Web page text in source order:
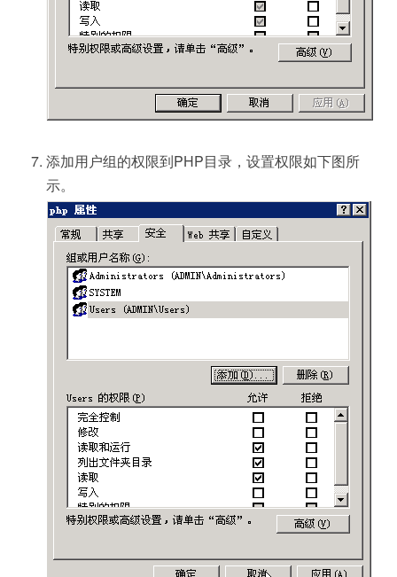
添加用户组的权限到PHP目录，设置权限如下图所
示。